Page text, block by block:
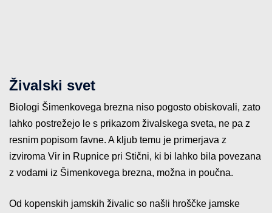
Živalski svet
Biologi Šimenkovega brezna niso pogosto obiskovali, zato
lahko postrežejo le s prikazom živalskega sveta, ne pa z
resnim popisom favne. A kljub temu je primerjava z
izviroma Vir in Rupnice pri Stični, ki bi lahko bila povezana
z vodami iz Šimenkovega brezna, možna in poučna.
Od kopenskih jamskih živalic so našli hroščke jamske